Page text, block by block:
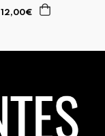
12,00€